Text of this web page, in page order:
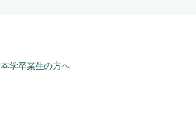
本学卒業生の方へ